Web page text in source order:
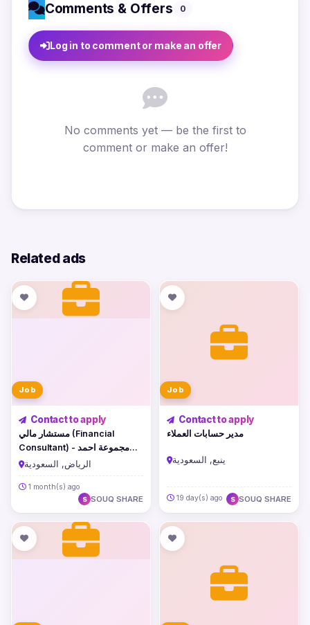
Comments & Offers 0
Log in to comment or make an offer
No comments yet — be the first to
comment or make an offer!
Related ads
Job
Contact to apply
مستشار مالي (Financial
Consultant) - مجموعة احمد
المحيسني القابضة
الرياض, السعودية
1 month(s) ago
S SOUQ SHARE
Job
Contact to apply
مدير حسابات العملاء
ينبع, السعودية
19 day(s) ago S SOUQ SHARE